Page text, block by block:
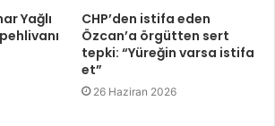
Yağlı
CHP’den istifa eden
Özcan’a örgütten sert
tepki: “Yüreğin varsa istifa
et”
26 Haziran 2026